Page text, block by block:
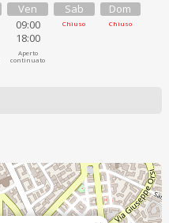
Ven
09:00
18:00
Aperto
continuato
Sab
Chiuso
Dom
Chiuso